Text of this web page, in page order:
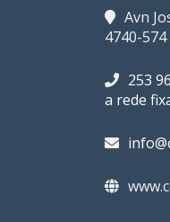
Avn
4740-
253
a rede